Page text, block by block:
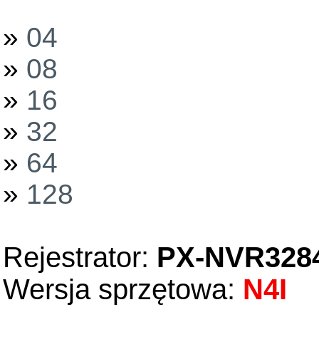
» 04
» 08
» 16
» 32
» 64
» 128
Rejestrator: PX-
Wersja sprzętowa: N4I